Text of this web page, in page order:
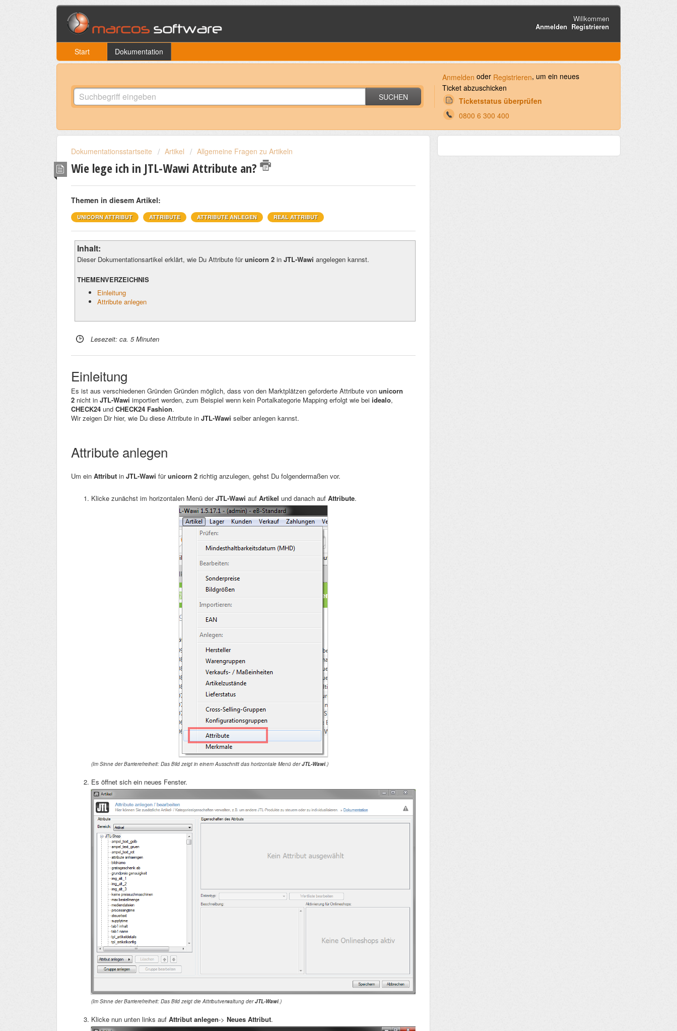
Willkommen
Anmelden Registrieren
Start Dokumentation
SUCHEN
Anmelden oder Registrieren, um ein neues
Ticket abzuschicken
Ticketstatus überprüfen
0800 6 300 400
Dokumentationsstartseite Artikel Allgemeine Fragen zu Artikeln
Wie lege ich in JTL-Wawi Attribute an?
Themen in diesem Artikel:
UNICORN ATTRIBUT ATTRIBUTE ATTRIBUTE ANLEGEN REAL ATTRIBUT
Inhalt:
Dieser Dokumentationsartikel erklärt, wie Du Attribute fürunicorn 2in JTL-Wawi angelegen kannst.
THEMENVERZEICHNIS
Einleitung
Attribute anlegen
Lesezeit: ca. 5 Minuten
Einleitung
Es ist aus verschiedenen Gründen Gründen möglich, dass von den Marktplätzen geforderte Attribute von unicorn
2 nicht in JTL-Wawi importiert werden, zum Beispiel wenn kein Portalkategorie Mapping erfolgt wie bei idealo,
CHECK24 und CHECK24 Fashion.
Wir zeigen Dir hier, wie Du diese Attribute in JTL-Wawi selber anlegen kannst.
Attribute anlegen
Um ein Attribut in JTL-Wawi fürunicorn 2 richtig anzulegen, gehst Du folgendermaßen vor.
Klicke zunächst im horizontalen Menü derJTL-Wawi auf Artikel und danach auf Attribute.
(Im Sinne der Barrierefreiheit: Das Bild zeigt in einem Ausschnitt das horizontale Menü derJTL-Wawi.)
Es öffnet sich ein neues Fenster.
(Im Sinne der Barrierefreiheit: Das Bild zeigt die Attributverwaltung derJTL-Wawi.)
Klicke nun unten links auf Attribut anlegen-> Neues Attribut.